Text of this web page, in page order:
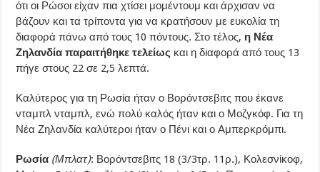
ότι οι Ρώσοι είχαν πια χτίσει μομέντουμ και άρχισαν να
βάζουν και τα τρίποντα για να κρατήσουν με ευκολία τη
διαφορά πάνω από τους 10 πόντους. Στο τέλος, η Νέα
Ζηλανδία παραιτήθηκε τελείως και η διαφορά από τους 13
πήγε στους 22 σε 2,5 λεπτά.
Καλύτερος για τη Ρωσία ήταν ο Βορόντσεβιτς που έκανε
νταμπλ νταμπλ, ενώ πολύ καλός ήταν και ο Μοζγκόφ. Για τη
Νέα Ζηλανδία καλύτεροι ήταν ο Πένι και ο Αμπερκρόμπι.
Ρωσία (Μπλατ): Βορόντσεβιτς 18 (3/3τρ. 11ρ.), Κολεσνίκοφ,